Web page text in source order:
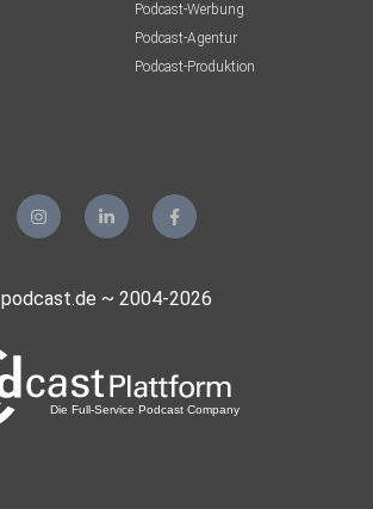
Podcast-Werbung
Podcast-Agentur
Podcast-Produktion
podcast.de ~ 2004-2026